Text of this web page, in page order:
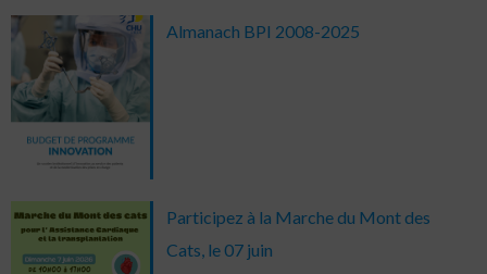
Almanach BPI 2008-2025
Participez à la Marche du Mont des
Cats, le 07 juin